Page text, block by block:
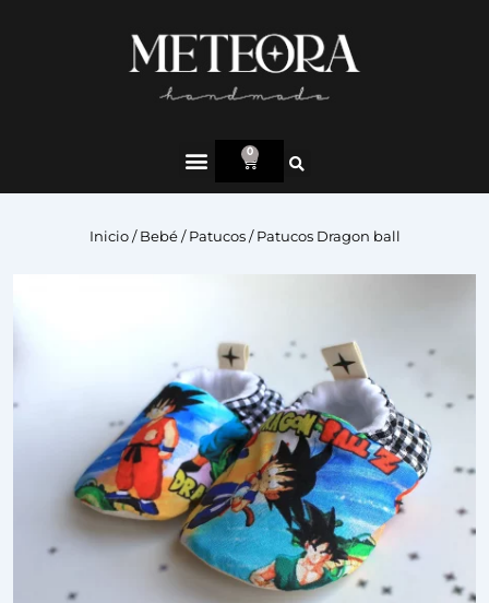
0
Inicio/Bebé/Patucos/ Patucos Dragon ball